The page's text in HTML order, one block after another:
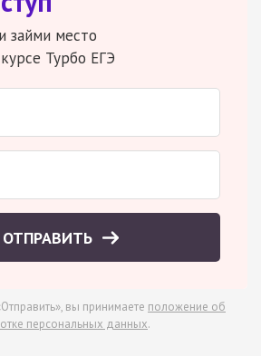
займи место
Турбо ЕГЭ
ОТПРАВИТЬ
вы принимаете положение об
персональных данных.